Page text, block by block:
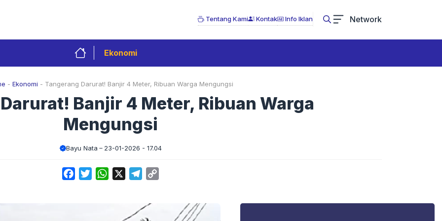
Tentang Kami Kontak Info Iklan Network
Ekonomi
- Ekonomi - Tangerang Darurat! Banjir 4 Meter, Ribuan Warga Mengungsi
Banjir 4 Meter, Ribuan Warga
Mengungsi
Bayu Nata 23-01-2026 - 17.04
FacebookTwitterWhatsApp Telegram